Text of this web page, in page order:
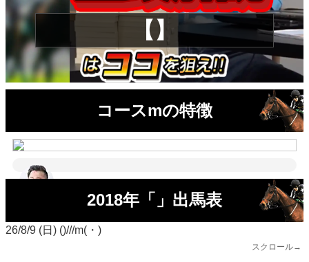
【】
コースmの特徴
2018年「」出馬表
26/8/9 (日) ()///m(・)
スクロール→